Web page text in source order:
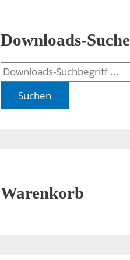
Downloads-Suche
Suchen
Warenkorb